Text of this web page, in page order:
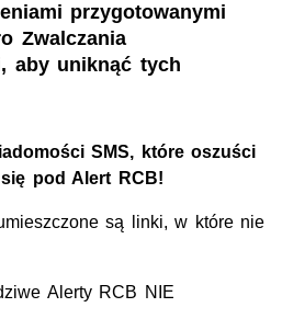
przygotowanymi
Zwalczania
aby uniknąć tych
SMS, które oszuści
pod Alert RCB!
są linki, w które nie
Alerty RCB NIE